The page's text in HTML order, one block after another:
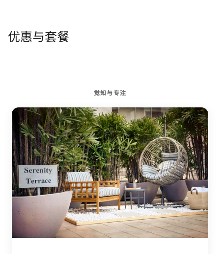
优惠与套餐
觉知与专注